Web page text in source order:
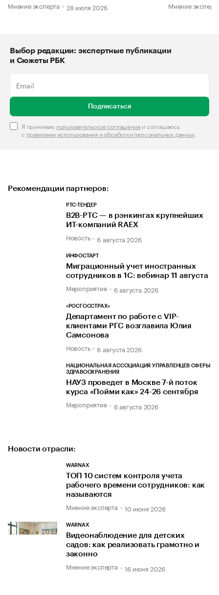
Мнение эксперта 28 июля 2026 Мнение
Выбор редакции: экспертные публикации
и Сюжеты РБК
Подписаться
Я принимаю пользовательское соглашениеи соглашаюсь
с правилами использования и обработки персональных данных.
Рекомендации партнеров:
РТС-ТЕНДЕР
В2В-РТС — в рэнкингах крупнейших
ИТ-компаний RAEX
Новость 6 августа 2026
ИНФОСТАРТ
Миграционный учет иностранных
сотрудников в 1С: вебинар 11 августа
Мероприятие 6 августа 2026
«РОСГОССТРАХ»
Департамент по работе с VIP-
клиентами РГС возглавила Юлия
Самсонова
Новость 6 августа 2026
НАЦИОНАЛЬНАЯ АССОЦИАЦИЯ УПРАВЛЕНЦЕВ СФЕРЫ
ЗДРАВООХРАНЕНИЯ
НАУЗ проведет в Москве 7-й поток
курса «Пойми как» 24-26 сентября
Мероприятие 6 августа 2026
Новости отрасли:
WARNAX
ТОП 10 систем контроля учета
рабочего времени сотрудников: как
называются
Мнение эксперта 10 июня 2026
WARNAX
Видеонаблюдение для детских
садов: как реализовать грамотно и
законно
Мнение эксперта 16 июня 2026